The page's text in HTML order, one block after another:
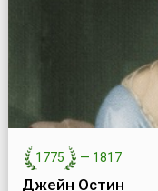
1775 — 1817
Джейн Остин